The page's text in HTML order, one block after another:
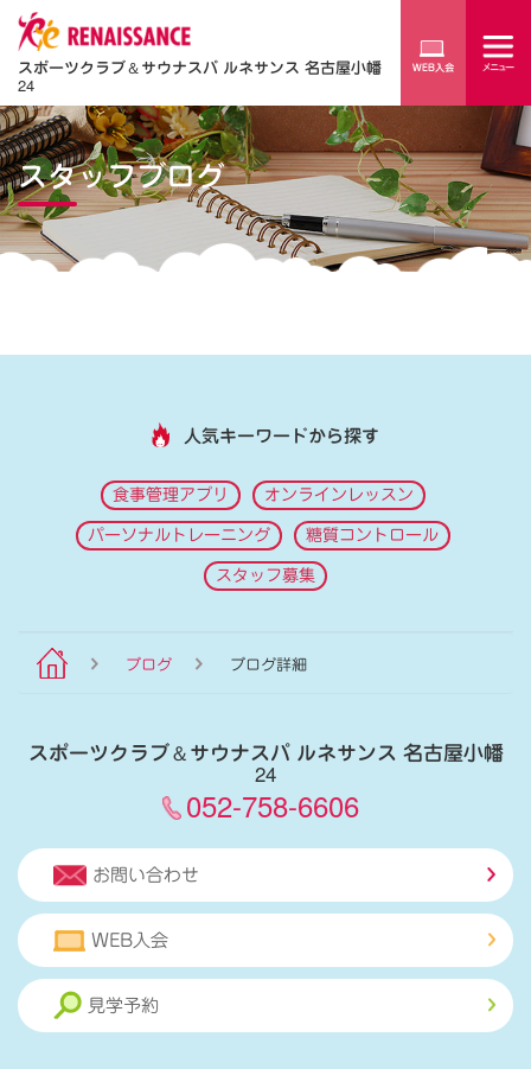
スポーツクラブ＆サウナスパ ルネサンス 名古屋小幡
24
スタッフブログ
人気キーワードから探す
食事管理アプリ オンラインレッスン
パーソナルトレーニング 糖質コントロール
スタッフ募集
ブログ ブログ詳細
スポーツクラブ＆サウナスパ ルネサンス 名古屋小幡
24
052-758-6606
お問い合わせ
WEB入会
見学予約